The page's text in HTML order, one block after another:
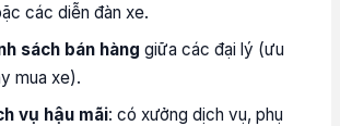
các diễn đàn xe.
sách bán hàng giữa các đại lý (ưu
mua xe).
vụ hậu mãi: có xưởng dịch vụ, phụ